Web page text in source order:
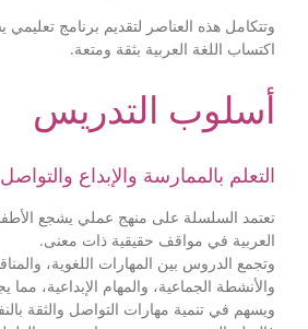
وتتكامل هذه العناصر لتقديم برنامج
اكتساب اللغة العربية بثقة ومتعة.
أسلوب التدريس
التعلم بالممارسة والإبداع والتواصل
تعتمد السلسلة على منهج عملي يشجع
العربية في مواقف حقيقية ذات معنى.
وتجمع الدروس بين المهارات اللغوية،
والأنشطة الجماعية، والمهام الإبداعية، مما
ويسهم في تنمية مهارات التواصل والثقة